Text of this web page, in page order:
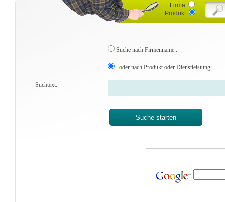
Firma
Produkt
Suche nach Firmenname...
...oder nach Produkt oder Dienstleistung:
Suchtext: